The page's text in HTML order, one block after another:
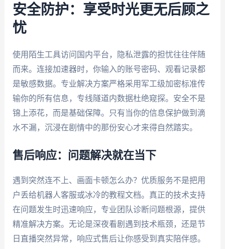
安全防护：享受时光更无后顾之
忧
使用陌生工具访问国内平台，隐私泄露的担忧往往伴随
而来。连接加速器时，你输入的账号密码、观看记录都
是敏感数据。专业解决方案严格采用军工级加密标准传
输你的所有信息，专线隧道内数据杜绝窥探。安全不是
锦上添花，而是基础保障。只有当你的信息保护做到滴
水不漏，沉浸在剧情中的那份安心才来得自然踏实。
售后响应：问题解决就在当下
遇到突然连不上、画面卡顿怎么办？优质服务不是把用
户丢给机器人客服或冰冷的教程文档。真正的技术支持
在问题发生时迅速响应，专业团队诊断问题根源，提供
精准解决方案。无论是深夜看剧遇到技术瓶颈，还是节
日直播突然异常，响应式售后让你感受到真实陪伴感。